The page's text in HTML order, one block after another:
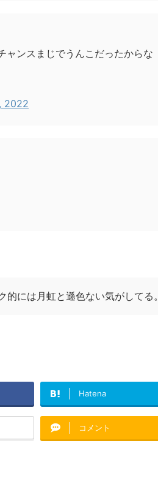
ャンスまじでうんこだったからな
2022
には月虹と遜色ない気がしてる。
Hatena
コメント